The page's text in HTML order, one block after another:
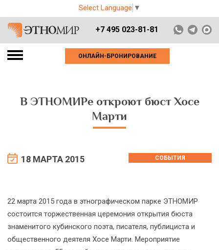
Select Language ▼
+7 495 023-81-81
ОНЛАЙН-БРОНИРОВАНИЕ
В ЭТНОМИРе откроют бюст Хосе
Марти
18 МАРТА 2015 СОБЫТИЯ
22 марта 2015 года в этнографическом парке ЭТНОМИР
состоится торжественная церемония открытия бюста
знаменитого кубинского поэта, писателя, публициста и
общественного деятеля Хосе Марти. Мероприятие